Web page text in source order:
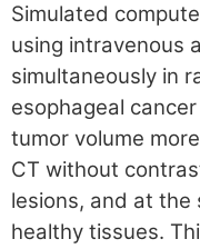
Simulated
using intravenous
simultaneously in
esophageal
tumor volume
CT without
lesions, and at the
healthy tissues.